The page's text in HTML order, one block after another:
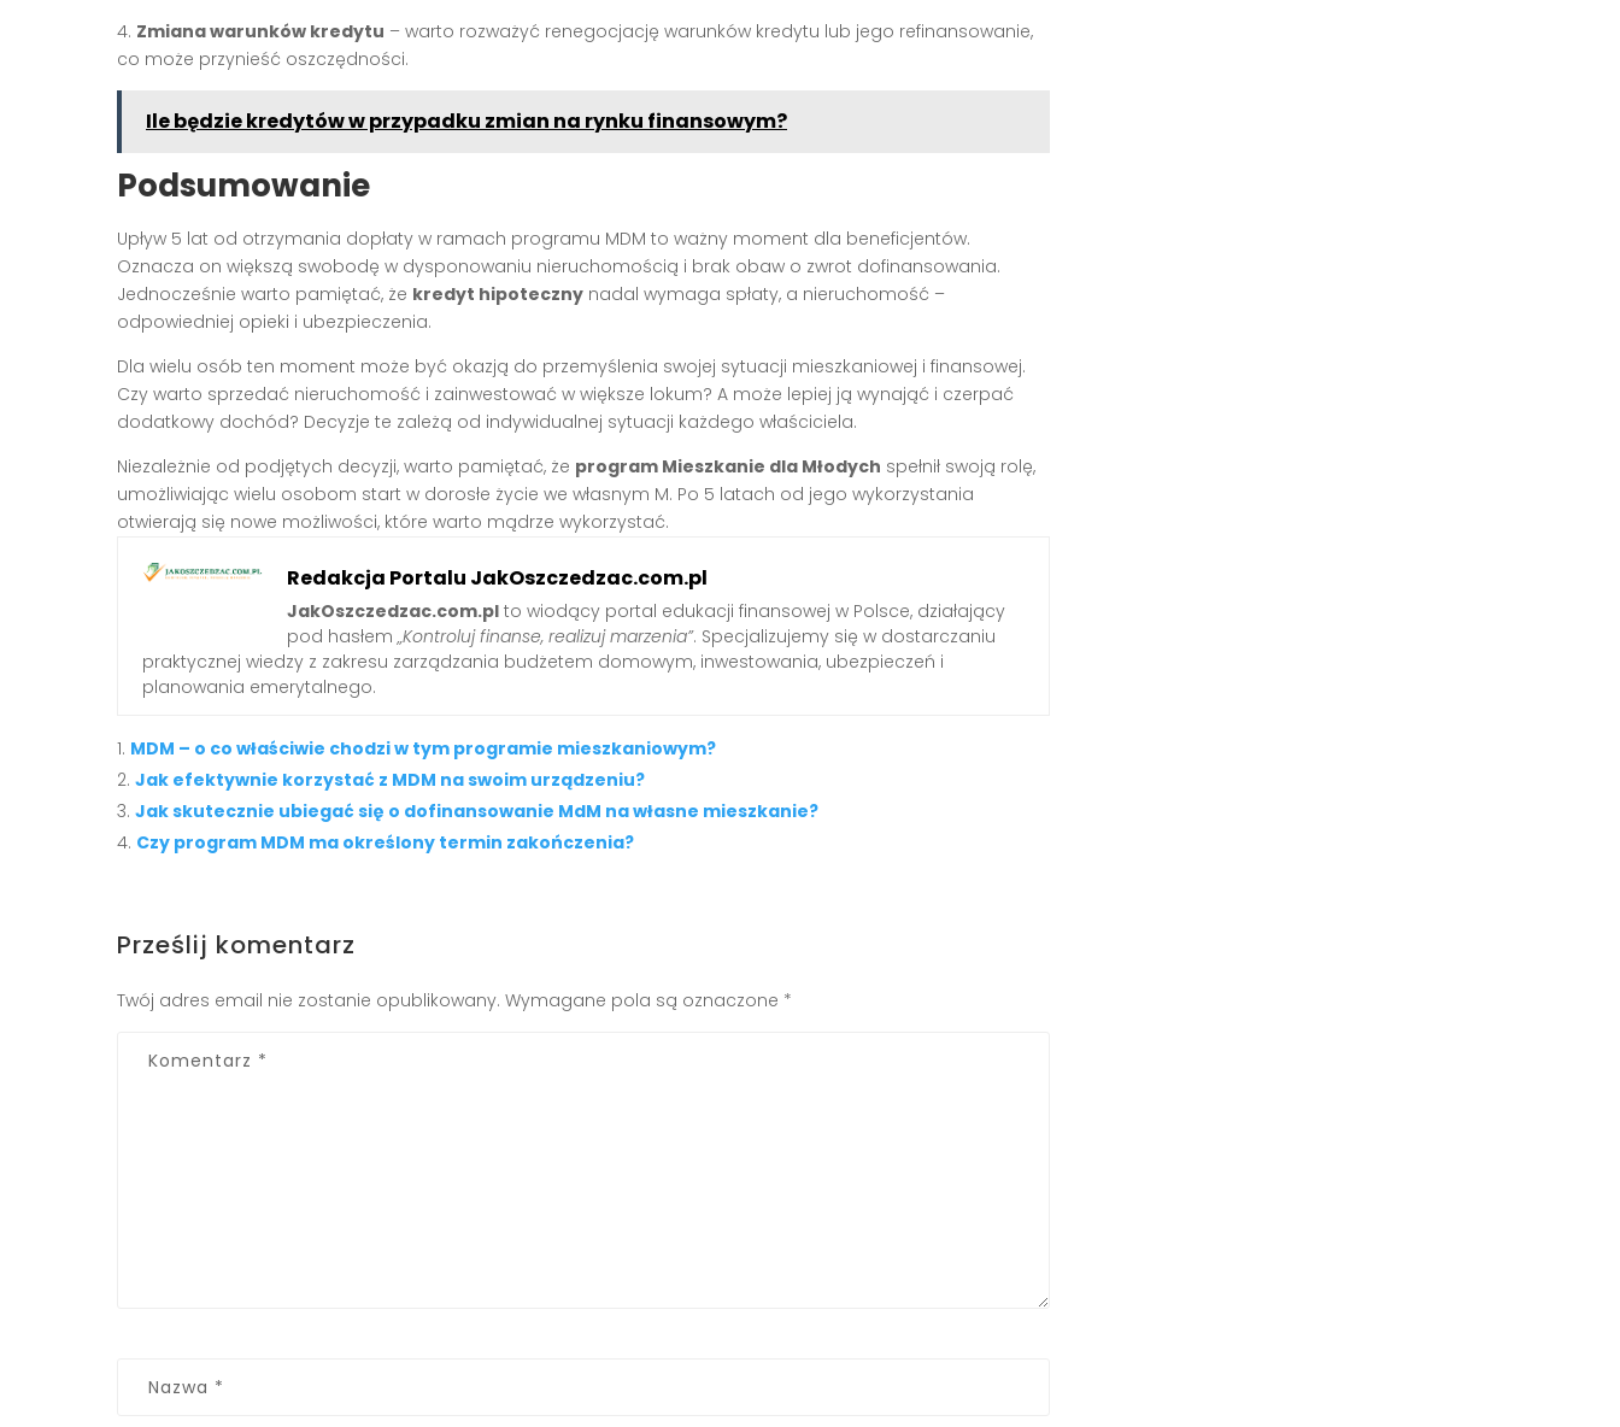
4. Zmiana warunków kredytu – warto rozważyć renegocjację warunków kredytu lub jego refinansowanie,
co może przynieść oszczędności.
Ile będzie kredytów w przypadku zmian na rynku finansowym?
Podsumowanie
Upływ 5 lat od otrzymania dopłaty w ramach programu MDM to ważny moment dla beneficjentów.
Oznacza on większą swobodę w dysponowaniu nieruchomością i brak obaw o zwrot dofinansowania.
Jednocześnie warto pamiętać, że kredyt hipoteczny nadal wymaga spłaty, a nieruchomość –
odpowiedniej opieki i ubezpieczenia.
Dla wielu osób ten moment może być okazją do przemyślenia swojej sytuacji mieszkaniowej i finansowej.
Czy warto sprzedać nieruchomość i zainwestować w większe lokum? A może lepiej ją wynająć i czerpać
dodatkowy dochód? Decyzje te zależą od indywidualnej sytuacji każdego właściciela.
Niezależnie od podjętych decyzji, warto pamiętać, że program Mieszkanie dla Młodych spełnił swoją rolę,
umożliwiając wielu osobom start w dorosłe życie we własnym M. Po 5 latach od jego wykorzystania
otwierają się nowe możliwości, które warto mądrze wykorzystać.
Redakcja Portalu JakOszczedzac.com.pl
JakOszczedzac.com.pl to wiodący portal edukacji finansowej w Polsce, działający
pod hasłem „Kontroluj finanse, realizuj marzenia”. Specjalizujemy się w dostarczaniu
praktycznej wiedzy z zakresu zarządzania budżetem domowym, inwestowania, ubezpieczeń i
planowania emerytalnego.
MDM – o co właściwie chodzi w tym programie mieszkaniowym?
Jak efektywnie korzystać z MDM na swoim urządzeniu?
Jak skutecznie ubiegać się o dofinansowanie MdM na własne mieszkanie?
Czy program MDM ma określony termin zakończenia?
Prześlij komentarz
Twój adres email nie zostanie opublikowany. Wymagane pola są oznaczone *